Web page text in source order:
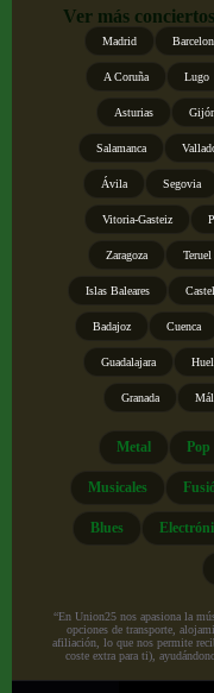
Ver más
Madrid
A Coruña Lugo
Asturias
Salamanca
Ávila Segovia
Vitoria-Gasteiz
Zaragoza Teruel
Islas Baleares
Badajoz Cuenca
Guadalajara
Granada
Metal Pop
Musicales
Blues
“En Union25 nos apasiona la
opciones de transporte,
afiliación, lo que nos permite
coste extra para ti),